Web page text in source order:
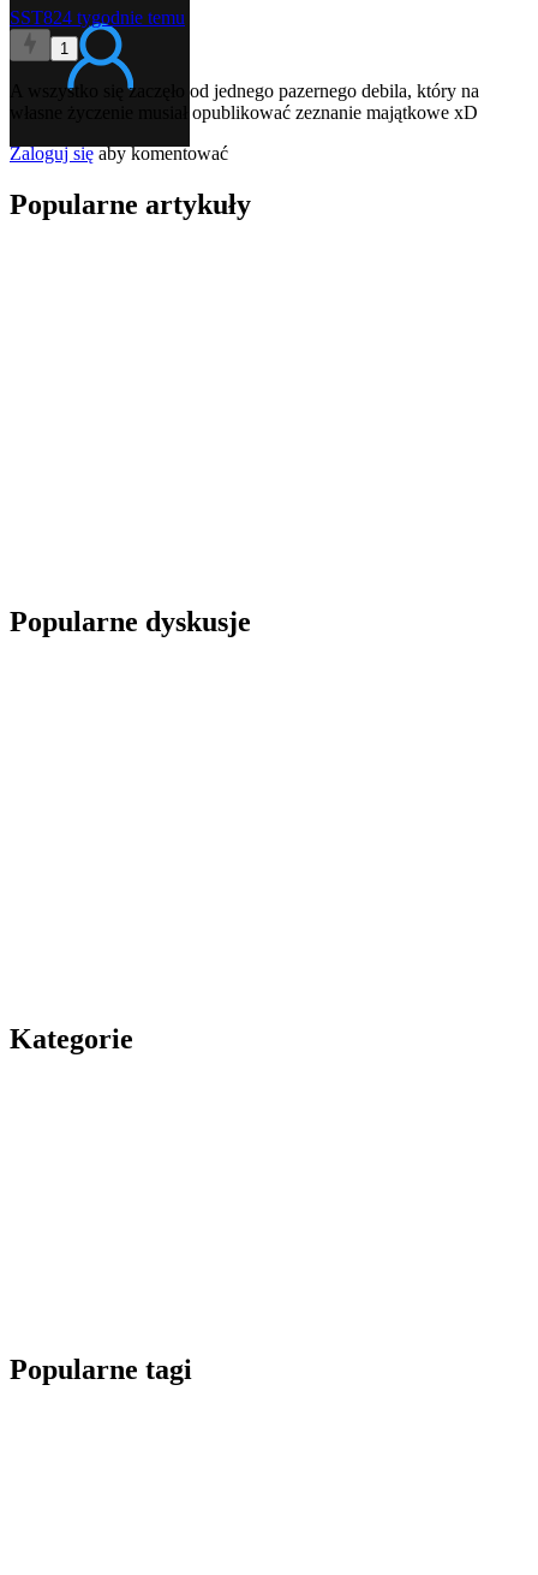
SST824 tygodnie temu
1
A wszystko się zaczęło od jednego pazernego debila, który na
własne życzenie musiał opublikować zeznanie majątkowe xD
Zaloguj sięaby komentować
Popularne artykuły
Popularne dyskusje
Kategorie
Popularne tagi